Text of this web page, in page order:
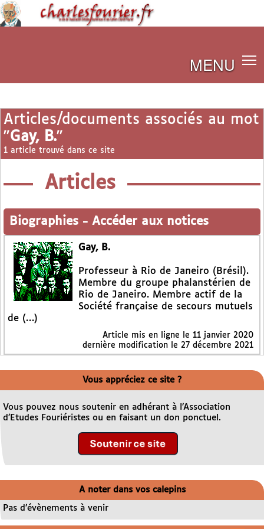
MENU
Articles/documents associés au mot
"Gay, B."
1 article trouvé dans ce site
Articles
Biographies - Accéder aux notices
Gay, B.
Professeur à Rio de Janeiro (Brésil).
Membre du groupe phalanstérien de
Rio de Janeiro. Membre actif de la
Société française de secours mutuels
de (…)
Article mis en ligne le 11 janvier 2020
dernière modification le 27 décembre 2021
Vous appréciez ce site ?
Vous pouvez nous soutenir en adhérant à l’Association
d’Etudes Fouriéristes ou en faisant un don ponctuel.
A noter dans vos calepins
Pas d’évènements à venir